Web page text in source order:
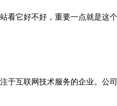
看它好不好，重要一点就是
于互联网技术服务的企业。